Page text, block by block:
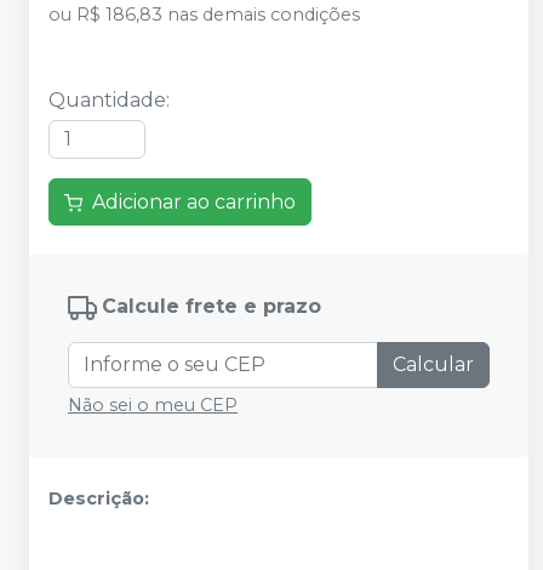
ou R$ 186,83 nas demais condições
Quantidade:
Adicionar ao carrinho
Calcule frete e prazo
Calcular
Não sei o meu CEP
Descrição: